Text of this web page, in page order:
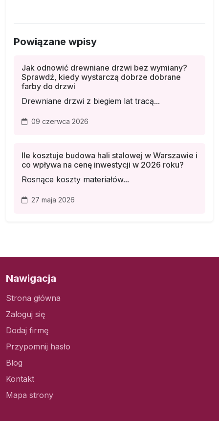
Powiązane wpisy
Jak odnowić drewniane drzwi bez wymiany?
Sprawdź, kiedy wystarczą dobrze dobrane
farby do drzwi
Drewniane drzwi z biegiem lat tracą...
09 czerwca 2026
Ile kosztuje budowa hali stalowej w Warszawie i
co wpływa na cenę inwestycji w 2026 roku?
Rosnące koszty materiałów...
27 maja 2026
Nawigacja
Strona główna
Zaloguj się
Dodaj firmę
Przypomnij hasło
Blog
Kontakt
Mapa strony